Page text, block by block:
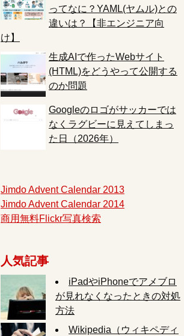
ってなに？YAML(ヤムル)との
違いは？【非エンジニア向
け】
生成AIで作ったWebサイト
(HTML)をどうやって公開する
のか問題
Googleのロゴがサッカーでは
なくラグビーに見えてしまっ
た日（2026年）
Jimdo Advent Calendar 2013
Jimdo Advent Calendar 2014
商用無料Flickr写真検索
人気記事
iPadやiPhoneでアメブロ
が見れなくなったときの対処
方法
Wikipedia（ウィキペディ